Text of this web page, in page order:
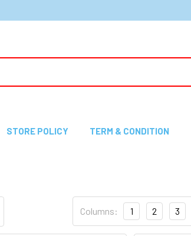
STORE POLICY TERM & CONDITION
Columns: 1 2 3